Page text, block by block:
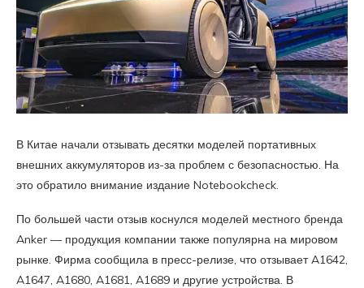
В Китае начали отзывать десятки моделей портативных
внешних аккумуляторов из-за проблем с безопасностью. На
это обратило внимание издание Notebookcheck.
По большей части отзыв коснулся моделей местного бренда
Anker — продукция компании также популярна на мировом
рынке. Фирма сообщила в пресс-релизе, что отзывает A1642,
A1647, A1680, A1681, A1689 и другие устройства. В